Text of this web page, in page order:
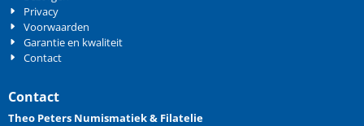
Privacy
Voorwaarden
Garantie en kwaliteit
Contact
Contact
Theo Peters Numismatiek & Filatelie